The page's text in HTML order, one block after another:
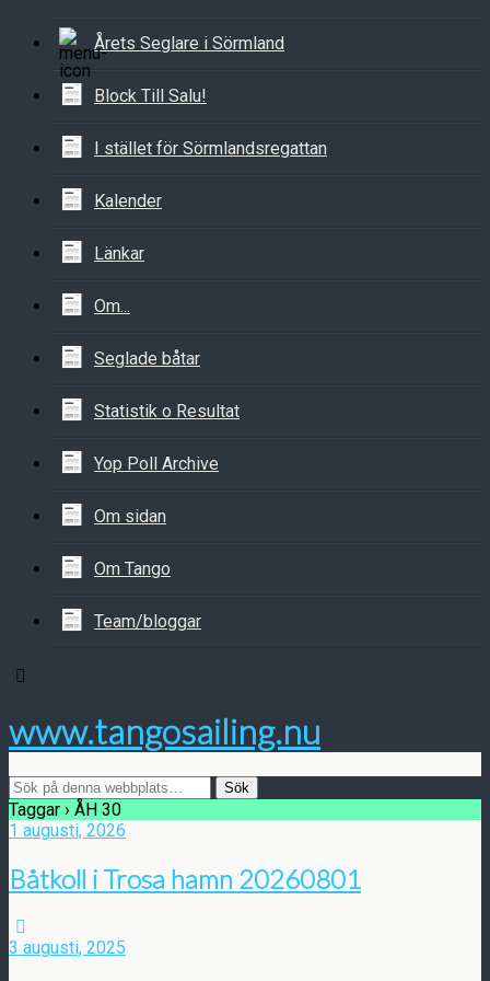
Årets Seglare i Sörmland
Block Till Salu!
I stället för Sörmlandsregattan
Kalender
Länkar
Om...
Seglade båtar
Statistik o Resultat
Yop Poll Archive
Om sidan
Om Tango
Team/bloggar
www.tangosailing.nu
Taggar › ÅH 30
1 augusti, 2026
Båtkoll i Trosa hamn 20260801
3 augusti, 2025